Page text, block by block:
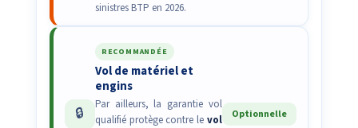
sinistres BTP en 2026.
🔒
RECOMMANDÉE
Vol de matériel et
engins
Par ailleurs, la garantie vol
qualifié protège contre levol
Optionnelle